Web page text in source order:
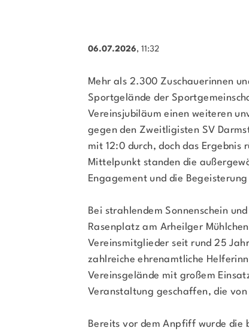
06.07.2026, 11:32
Mehr als 2.300 Zuschauerinnen
Sportgelände der
Vereinsjubiläum einen weiteren
gegen den Zweitligisten SV
mit 12:0 durch, doch das Ergebnis
Mittelpunkt standen die
Engagement und die
Bei strahlendem Sonnenschein
Rasenplatz am Arheilger
Vereinsmitglieder seit rund 25
zahlreiche ehrenamtliche
Vereinsgelände mit großem
Veranstaltung geschaffen, die
Bereits vor dem Anpfiff wurde die